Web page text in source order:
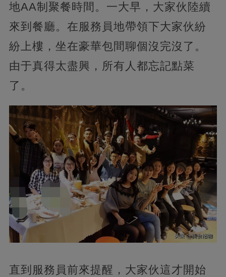
地AA制聚餐時間。一大早，大家伙陸續
來到餐廳。在服務員地帶領下大家伙紛
紛上樓，坐在豪華包間聊個沒完沒了。
由于真得太盡興，所有人都忘記點菜
了。
直到服務員前來提醒，大家伙這才開始